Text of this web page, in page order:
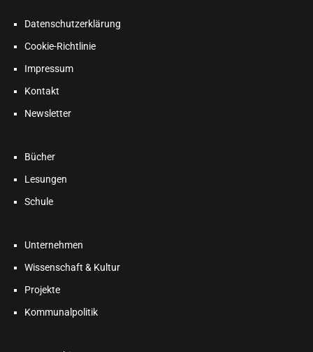
Datenschutzerklärung
Cookie-Richtlinie
Impressum
Kontakt
Newsletter
Bücher
Lesungen
Schule
Unternehmen
Wissenschaft & Kultur
Projekte
Kommunalpolitik